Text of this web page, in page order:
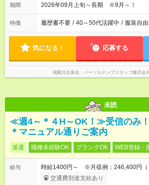
期間 2026年09月上旬～長期 ※9月～！
特徴 履歴書不要 / 40～50代活躍中 / 服装自由
気になる！ 応募する
掲載元企業名 パーソルテンプスタッフ株式
未読
≪週4～＊４H～OK！≫受信のみ
＊マニュアル通りご案内
派遣 職種未経験OK ブランクOK WEB登録・
給与
時給1400円～ ※月収例：246,400円（
交通費別途支給あり